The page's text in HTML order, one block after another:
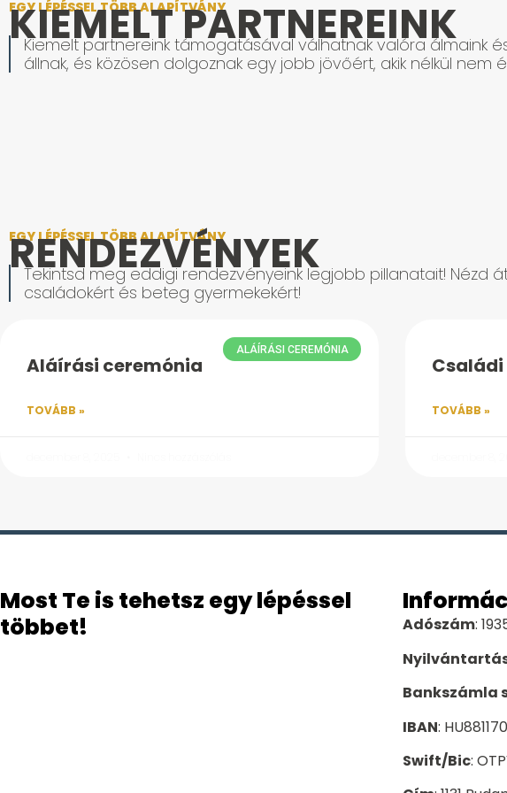
EGY LÉPÉSSEL TÖBB ALAPÍTVÁNY
KIEMELT PARTNEREINK
Kiemelt partnereink támogatásával válhatnak valóra álmaink
állnak, és közösen dolgoznak egy jobb jövőért, akik nélkül nem
EGY LÉPÉSSEL TÖBB ALAPÍTVÁNY
RENDEZVÉNYEK
Tekintsd meg eddigi rendezvényeink legjobb pillanatait!
családokért és beteg gyermekekért!
ALÁÍRÁSI CEREMÓNIA
Aláírási ceremónia
TOVÁBB »
Családi
TOVÁBB »
Most Te is tehetsz egy lépéssel
többet!
Adószám:
Bankszámla
IBAN:
Swift/Bic: